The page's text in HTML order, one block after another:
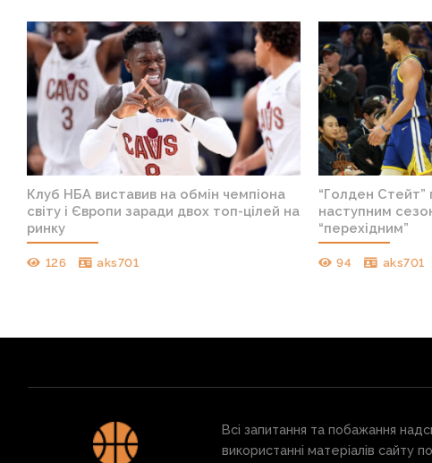
Клуб НБА виставив на обмін чемпіона
світу і Європи заради двох топ-цілей на
ринку
126 aks701
“Голден Стейт”
наступним
“перехідним”
94 aks701
Всі запитання та побажання
використанні матеріалів сайту